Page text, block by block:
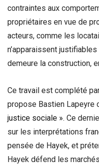
contraintes aux
propriétaires en vue de
acteurs, comme les
n’apparaissent
demeure la construction,
Ce travail est complété
propose Bastien Lapeyre
justice sociale ». Ce
sur les interprétations
pensée de Hayek, et
Hayek défend les